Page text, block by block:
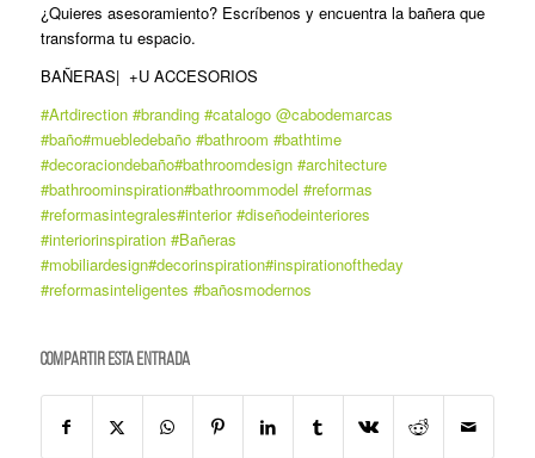
¿Quieres asesoramiento? Escríbenos y encuentra la bañera que
transforma tu espacio.
BAÑERAS| +U ACCESORIOS
#Artdirection #branding #catalogo @cabodemarcas
#baño#muebledebaño #bathroom #bathtime
#decoraciondebaño#bathroomdesign #architecture
#bathroominspiration#bathroommodel #reformas
#reformasintegrales#interior#diseñodeinteriores
#interiorinspiration #Bañeras
#mobiliardesign#decorinspiration#inspirationoftheday
#reformasinteligentes #bañosmodernos
Compartir esta entrada